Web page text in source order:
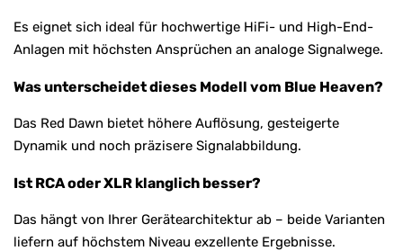
Es eignet sich ideal für hochwertige HiFi- und High-End-
Anlagen mit höchsten Ansprüchen an analoge Signalwege.
Was unterscheidet dieses Modell vom Blue Heaven?
Das Red Dawn bietet höhere Auflösung, gesteigerte
Dynamik und noch präzisere Signalabbildung.
Ist RCA oder XLR klanglich besser?
Das hängt von Ihrer Gerätearchitektur ab – beide Varianten
liefern auf höchstem Niveau exzellente Ergebnisse.